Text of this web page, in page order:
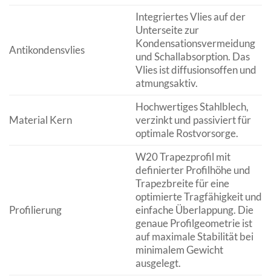
Antikondensvlies
Integriertes Vlies auf der
Unterseite zur
Kondensationsvermeidung
und Schallabsorption. Das
Vlies ist diffusionsoffen und
atmungsaktiv.
Material Kern
Hochwertiges Stahlblech,
verzinkt und passiviert für
optimale Rostvorsorge.
Profilierung
W20 Trapezprofil mit
definierter Profilhöhe und
Trapezbreite für eine
optimierte Tragfähigkeit und
einfache Überlappung. Die
genaue Profilgeometrie ist
auf maximale Stabilität bei
minimalem Gewicht
ausgelegt.